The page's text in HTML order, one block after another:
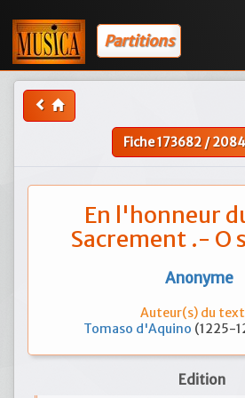
Partitions
Fiche173682/
En l'honneur
Sacrement .- O
Anonyme
Auteur(s) du
Tomaso d'Aquino (1225-
Edition